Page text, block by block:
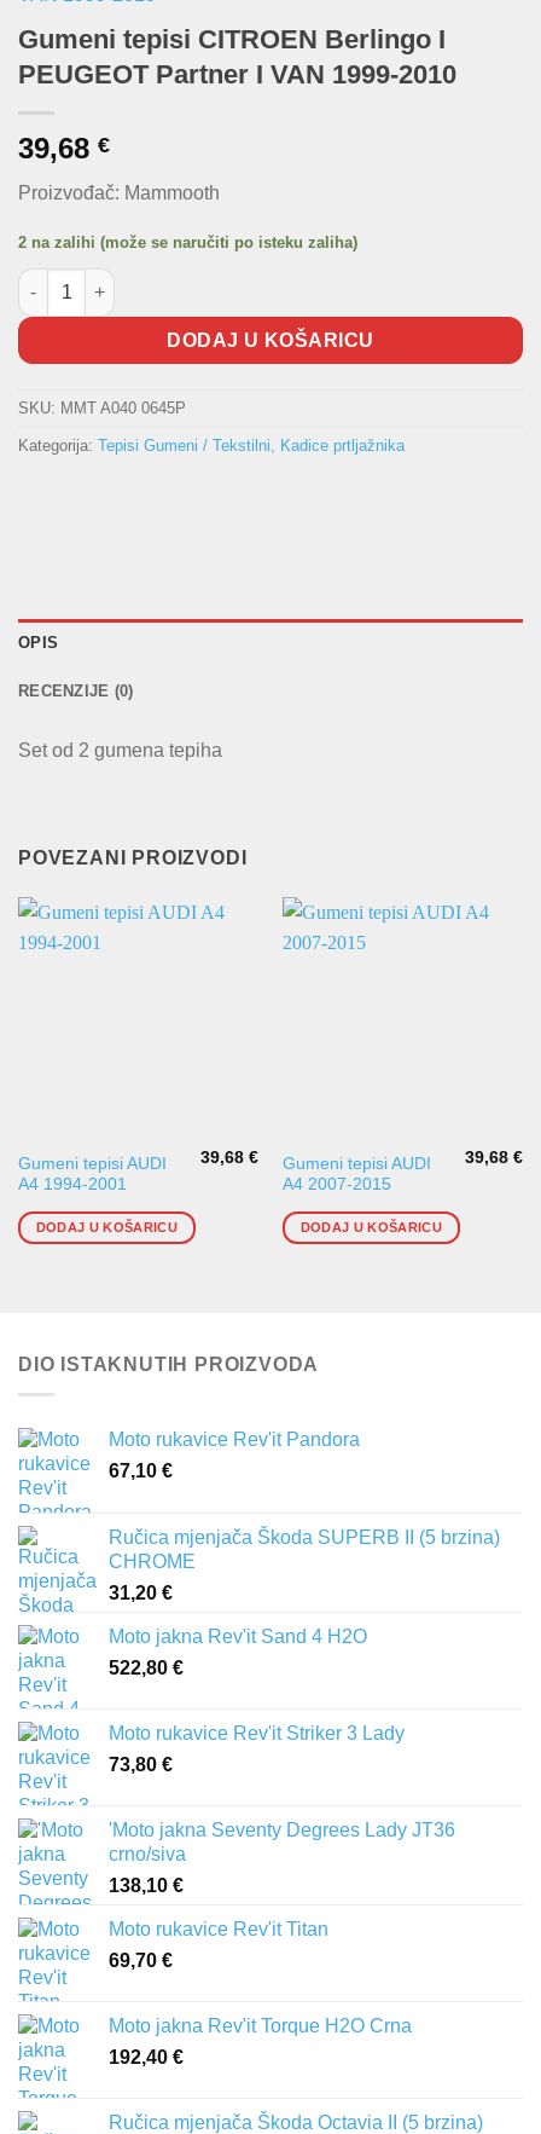
Gumeni tepisi CITROEN Berlingo I
PEUGEOT Partner I VAN 1999-2010
39,68 €
Proizvođač: Mammooth
2 na zalihi (može se naručiti po isteku zaliha)
Gumeni tepisi CITROEN Berlingo I PEUGEOT Partner I VAN
DODAJ U KOŠARICU
SKU: MMT A040 0645P
Kategorija: Tepisi Gumeni / Tekstilni, Kadice prtljažnika
OPIS
RECENZIJE (0)
Set od 2 gumena tepiha
POVEZANI PROIZVODI
Gumeni tepisi AUDI
A4 1994-2001
39,68€
DODAJ U KOŠARICU
Gumeni tepisi AUDI
A4 2007-2015
39,68€
DODAJ U KOŠARICU
DIO ISTAKNUTIH PROIZVODA
Moto rukavice Rev'it Pandora
67,10 €
Ručica mjenjača Škoda SUPERB II (5 brzina)
CHROME
31,20 €
Moto jakna Rev'it Sand 4 H2O
522,80 €
Moto rukavice Rev'it Striker 3 Lady
73,80 €
'Moto jakna Seventy Degrees Lady JT36
crno/siva
138,10 €
Moto rukavice Rev'it Titan
69,70 €
Moto jakna Rev'it Torque H2O Crna
192,40 €
Ručica mjenjača Škoda Octavia II (5 brzina)